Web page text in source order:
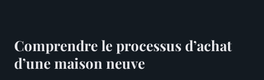
Comprendre le processus d’achat
d’une maison neuve